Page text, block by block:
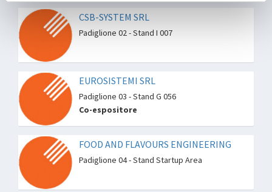
CSB-SYSTEM SRL
Padiglione 02 - Stand I 007
EUROSISTEMI SRL
Padiglione 03 - Stand G 056
Co-espositore
FOOD AND FLAVOURS ENGINEERING
Padiglione 04 - Stand Startup Area